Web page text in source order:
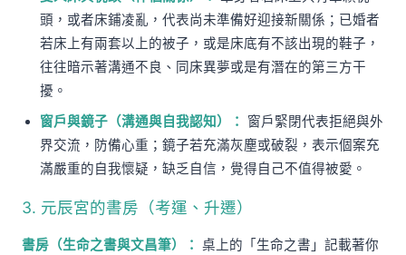
頭，或者床鋪凌亂，代表尚未準備好迎接新關係；已婚者
若床上有兩套以上的被子，或是床底有不該出現的鞋子，
往往暗示著溝通不良、同床異夢或是有潛在的第三方干
擾。
窗戶與鏡子（溝通與自我認知）：
窗戶緊閉代表拒絕與外
界交流，防備心重；鏡子若充滿灰塵或破裂，表示個案充
滿嚴重的自我懷疑，缺乏自信，覺得自己不值得被愛。
3. 元辰宮的書房（考運、升遷）
書房（生命之書與文昌筆）： 桌上的「生命之書」記載著你